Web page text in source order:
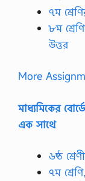
৭ম
৮ম
উত্তর
More
মাধ্যমিকের
এক সাথে
৬ষ্ঠ
৭ম